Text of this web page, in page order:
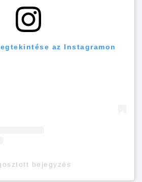
az Instagramon
bejegyzés